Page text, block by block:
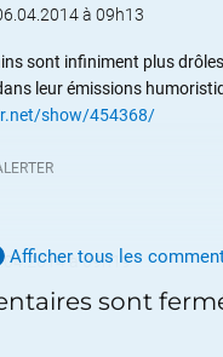
à 09h13
sont infiniment plus
leur émissions
show/454368/
à 09h19
remarquable . C’est
Afficher tous les
sont